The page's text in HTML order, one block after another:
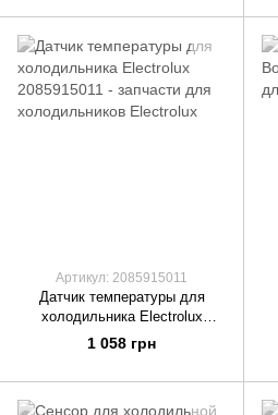
Артикул: 2085915011
Датчик температуры для
холодильника Electrolux
2085915011
1 058 грн